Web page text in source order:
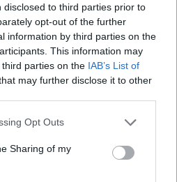
to third parties prior to
opt-out of the further
information by third parties on the
This information may
parties on the IAB’s List of
may further disclose it to other
app uses one or more Google
behaviour. You may click to
and its third-party tags to
purposes in below Google
Opt Outs
Sharing of my